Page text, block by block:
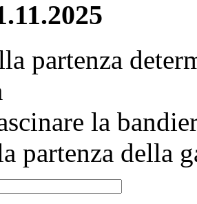
partenza
la
partenza della